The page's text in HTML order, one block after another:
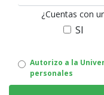
¿Cuentas con
SI
Autorizo
uso
Autorizo a la
personales